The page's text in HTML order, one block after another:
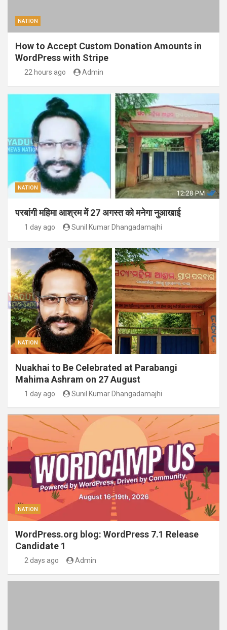
NATION
How to Accept Custom Donation Amounts in
WordPress with Stripe
22 hours ago Admin
NATION
परबांगी महिमा आश्रम में 27 अगस्त को मनेगा नुआखाई
1 day ago Sunil Kumar Dhangadamajhi
NATION
Nuakhai to Be Celebrated at Parabangi
Mahima Ashram on 27 August
1 day ago Sunil Kumar Dhangadamajhi
NATION
WordPress.org blog: WordPress 7.1 Release
Candidate 1
2 days ago Admin